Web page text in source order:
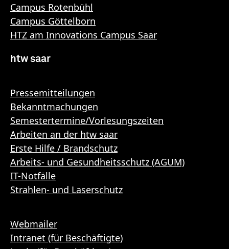
Campus Rotenbühl
Campus Göttelborn
HTZ am Innovations Campus Saar
htw saar
Pressemitteilungen
Bekanntmachungen
Semestertermine/Vorlesungszeiten
Arbeiten an der htw saar
Erste Hilfe / Brandschutz
Arbeits- und Gesundheitsschutz (AGUM)
IT-Notfälle
Strahlen- und Laserschutz
Webmailer
Intranet (für Beschäftigte)